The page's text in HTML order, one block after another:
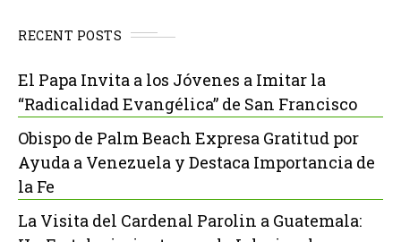
RECENT POSTS
El Papa Invita a los Jóvenes a Imitar la
“Radicalidad Evangélica” de San Francisco
Obispo de Palm Beach Expresa Gratitud por
Ayuda a Venezuela y Destaca Importancia de
la Fe
La Visita del Cardenal Parolin a Guatemala: